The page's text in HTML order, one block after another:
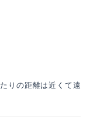
りの距離は近くて遠